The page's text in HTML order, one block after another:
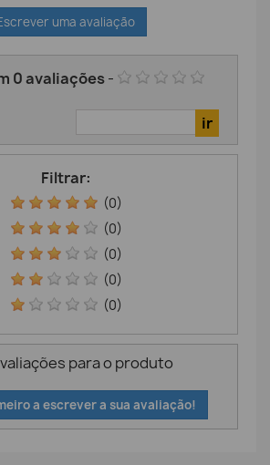
uma avaliação
0avaliações-
Filtrar:
(0)
(0)
(0)
(0)
(0)
para o produto
a escrever a sua avaliação!